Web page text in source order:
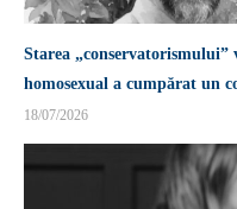
Starea
homosexual a cumpărat un
18/07/2026